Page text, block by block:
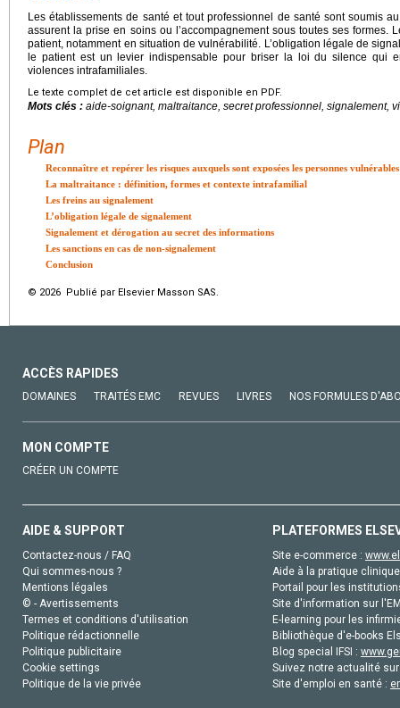
Les établissements de santé et tout professionnel de santé sont soumis
assurent la prise en soins ou l’accompagnement sous toutes ses formes.
patient, notamment en situation de vulnérabilité. L’obligation légale de
le patient est un levier indispensable pour briser la loi du silence qui
violences intrafamiliales.
Le texte complet de cet article est disponible en PDF.
Mots clés : aide-soignant, maltraitance, secret professionnel, signalement,
Plan
Reconnaître et repérer les risques auxquels sont exposées les personnes vulnérables
La maltraitance : définition, formes et contexte intrafamilial
Les freins au signalement
L’obligation légale de signalement
Signalement et dérogation au secret des informations
Les sanctions en cas de non-signalement
Conclusion
© 2026 Publié par Elsevier Masson SAS.
ACCÈS RAPIDES
DOMAINES TRAITÉS EMC REVUES LIVRES NOS FORMULES
MON COMPTE
CRÉER UN COMPTE
AIDE & SUPPORT
Contactez-nous / FAQ
Qui sommes-nous ?
Mentions légales
© - Avertissements
Termes et conditions d'utilisation
Politique rédactionnelle
Politique publicitaire
Cookie settings
Politique de la vie privée
PLATEFORMES
Site e-commerce :
Aide à la pratique
Portail pour les
Site d'information sur
E-learning pour les
Bibliothèque d'e-books
Blog special IFSI :
Suivez notre actualité
Site d'emploi en santé :